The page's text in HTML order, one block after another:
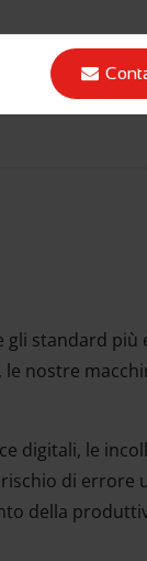
standard più
nostre
digitali, le
di errore
della